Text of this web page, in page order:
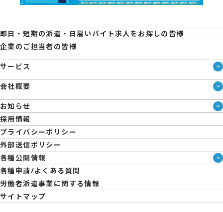
即日・短期の派遣・日雇いバイト求人をお探しの皆様
企業のご担当者の皆様
サービス
サービス一覧
即日・単発のバイト探しは「スマジョブ」
シェアジョブ農業
エントリーマーケット
会社概要
会社概要
メディア情報
人材派遣について
コーポレートガバナンス
拠点一覧
日雇派遣の原則禁止について
エントリーのサポートについて
お知らせ
ブログ
企業様向けお役立ちブログ
採用情報
プライバシーポリシー
外部送信ポリシー
各種公開情報
ハラスメント防止・対策方針
育児休業取得率および職場復帰率報告書
各種申請/よくある質問
労働者派遣事業に関する情報
サイトマップ